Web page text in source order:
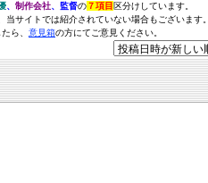
、 制作会社、監督の７項目 区分けしています。
サイトでは紹介されていない場合もございます。
ら、 意見箱の方にてご意見ください。